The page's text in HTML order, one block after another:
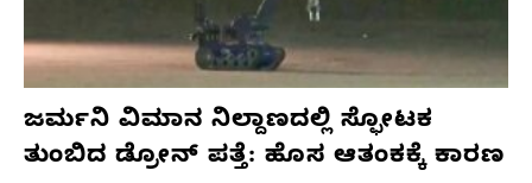
ಜರ್ಮನಿ ವಿಮಾನ ನಿಲ್ದಾಣದಲ್ಲಿ ಸ್ಫೋಟಕ
ತುಂಬಿದ ಡ್ರೋನ್ ಪತ್ತೆ: ಹೊಸ ಆತಂಕಕ್ಕೆ ಕಾರಣ